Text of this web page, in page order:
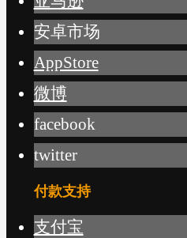
安卓市场
AppStore
微博
facebook
twitter
付款支持
支付宝